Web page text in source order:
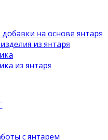
на основе янтаря
из янтаря
из янтаря
с янтарем